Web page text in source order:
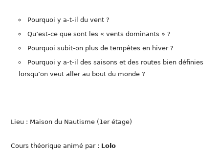
Pourquoi y a-t-il du vent ?
Qu’est-ce que sont les « vents dominants » ?
Pourquoi subit-on plus de tempêtes en hiver ?
Pourquoi y a-t-il des saisons et des routes bien définies
lorsqu’on veut aller au bout du monde ?
Lieu : Maison du Nautisme (1er étage)
Cours théorique animé par : Lolo